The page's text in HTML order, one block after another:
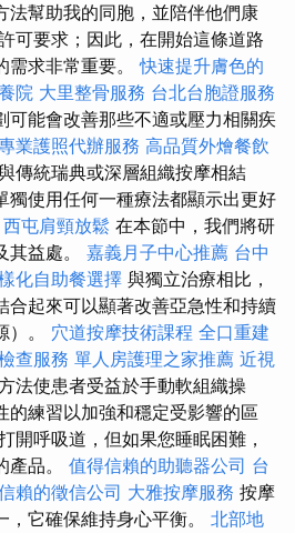
法幫助我的同胞，並陪伴他們康
可要求；因此，在開始這條道路
需求非常重要。快速提升膚色的
院 大里整骨服務 台北台胞證服務
可能會改善那些不適或壓力相關疾
業護照代辦服務 高品質外燴餐飲
傳統瑞典或深層組織按摩相結
獨使用任何一種療法都顯示出更好
西屯肩頸放鬆 在本節中，我們將研
其益處。 嘉義月子中心推薦 台中
化自助餐選擇 與獨立治療相比，
合起來可以顯著改善亞急性和持續
）。 穴道按摩技術課程 全口重建
查服務 單人房護理之家推薦 近視
法使患者受益於手動軟組織操
的練習以加強和穩定受影響的區
開呼吸道，但如果您睡眠困難，
產品。 值得信賴的助聽器公司 台
賴的徵信公司 大雅按摩服務 按摩
它確保維持身心平衡。 北部地